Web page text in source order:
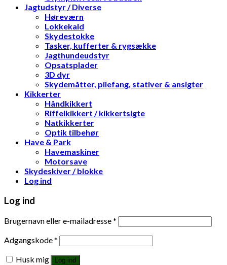
Jagtudstyr / Diverse
Høreværn
Lokkekald
Skydestokke
Tasker, kufferter & rygsække
Jagthundeudstyr
Opsatsplader
3D dyr
Skydemåtter, pilefang, stativer & ansigter
Kikkerter
Håndkikkert
Riffelkikkert / kikkertsigte
Natkikkerter
Optik tilbehør
Have & Park
Havemaskiner
Motorsave
Skydeskiver / blokke
Log ind
Log ind
Brugernavn eller e-mailadresse*
Adgangskode*
Husk mig
Log ind